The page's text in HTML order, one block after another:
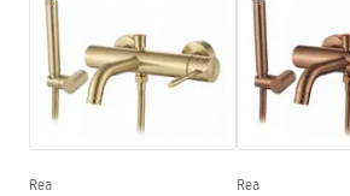
Materjal
Kõrgus
110mm
Kattetehnoloogia
PVD
Ühenduse läbimõõt
Warunki bezpieczeństwa
WARUNKI BEZPIECZENSTWA BATERIE.pdf
Rea Rea